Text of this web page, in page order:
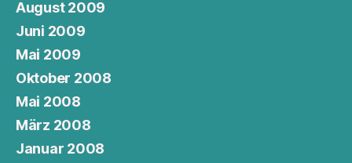
August 2009
Juni 2009
Mai 2009
Oktober 2008
Mai 2008
März 2008
Januar 2008